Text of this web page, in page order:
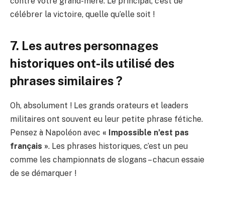
célébrer la victoire, quelle qu’elle soit !
7. Les autres personnages
historiques ont-ils utilisé des
phrases similaires ?
Oh, absolument ! Les grands orateurs et leaders
militaires ont souvent eu leur petite phrase fétiche.
Pensez à Napoléon avec « Impossible n’est pas
français ». Les phrases historiques, c’est un peu
comme les championnats de slogans – chacun essaie
de se démarquer !